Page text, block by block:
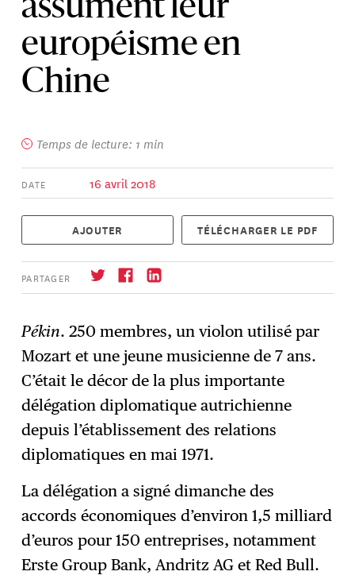
assument leur
européisme en
Chine
Temps de lecture: 1 min
DATE 16 avril 2018
AJOUTER TÉLÉCHARGER LE PDF
PARTAGER
→ S'abonner
Pékin. 250 membres, un violon utilisé par
Mozart et une jeune musicienne de 7 ans.
C’était le décor de la plus importante
délégation diplomatique autrichienne
depuis l’établissement des relations
diplomatiques en mai 1971.
La délégation a signé dimanche des
accords économiques d’environ 1,5 milliard
d’euros pour 150 entreprises, notamment
Erste Group Bank, Andritz AG et Red Bull.